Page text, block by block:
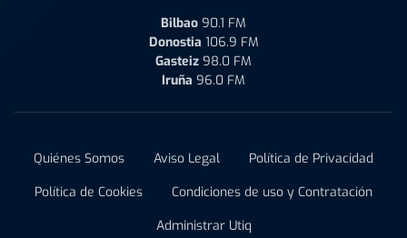
Bilbao 90.1 FM
Donostia 106.9 FM
Gasteiz 98.0 FM
Iruña 96.0 FM
Quiénes Somos Aviso Legal
Política de Privacidad
Política de Cookies
Condiciones de uso y Contratación
Administrar Utiq